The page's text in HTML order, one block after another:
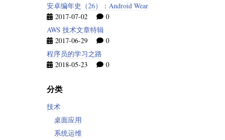
安卓编年史（26）：Android Wear
2017-07-02
0
AWS 技术文章特辑
2017-06-29
0
程序员的学习之路
2018-05-23
0
分类
技术
桌面应用
系统运维